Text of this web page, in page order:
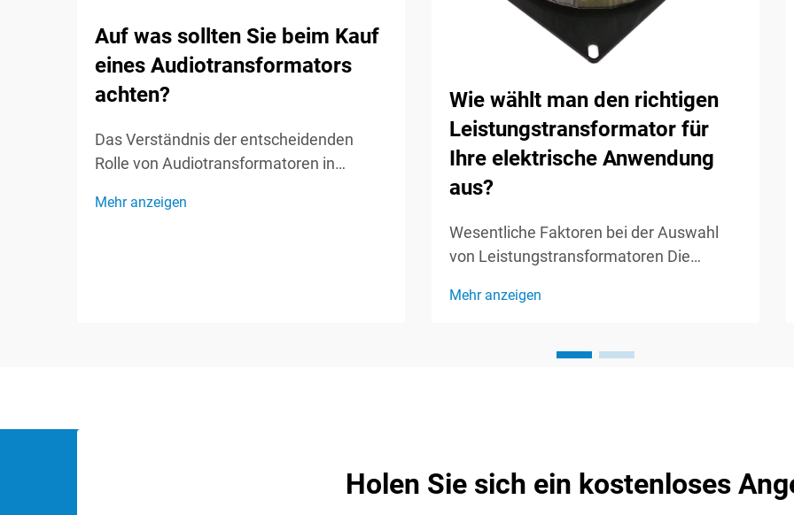
Auf was sollten Sie beim Kauf
eines Audiotransformators
achten?
Das Verständnis der entscheidenden
Rolle von Audiotransformatoren in
fungieren als unsichtbare Helden in
Mehr anzeigen
Wie wählt man den richtigen
Leistungstransformator für
Ihre elektrische Anwendung
aus?
Wesentliche Faktoren bei der Auswahl
von Leistungstransformatoren Die
Leistungstransformators ist eine
Effizienz, Zuverlässigkeit und Sicherheit
Mehr anzeigen
Holen Sie sich ein kostenloses